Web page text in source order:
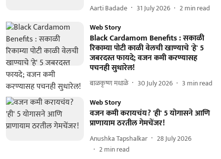
Aarti Badade 31 July 2026 2min read
Web Story
Black Cardamom Benefits : सकाळी
रिकाम्या पोटी काळी वेलची खाण्याचे 'हे' 5
जबरदस्त फायदे; वजन कमी करण्यासह
पचनही सुधारेल!
बाळकृष्ण मधाळे 30 July 2026 3 min read
Web Story
वजन कमी करायचंय? 'ही' 5 योगासने आणि
प्राणायाम ठरतील गेमचेंजर!
Anushka Tapshalkar
28 July 2026
2min read